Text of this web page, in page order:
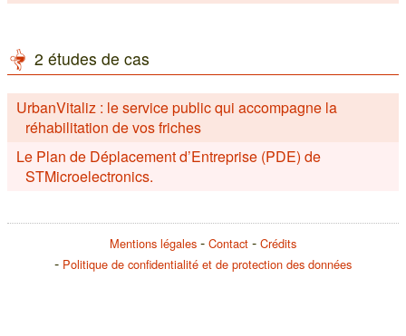
2 études de cas
UrbanVitaliz : le service public qui accompagne la
réhabilitation de vos friches
Le Plan de Déplacement d’Entreprise (PDE) de
STMicroelectronics.
Mentions légales Contact
Crédits
Politique de confidentialité et de protection des données